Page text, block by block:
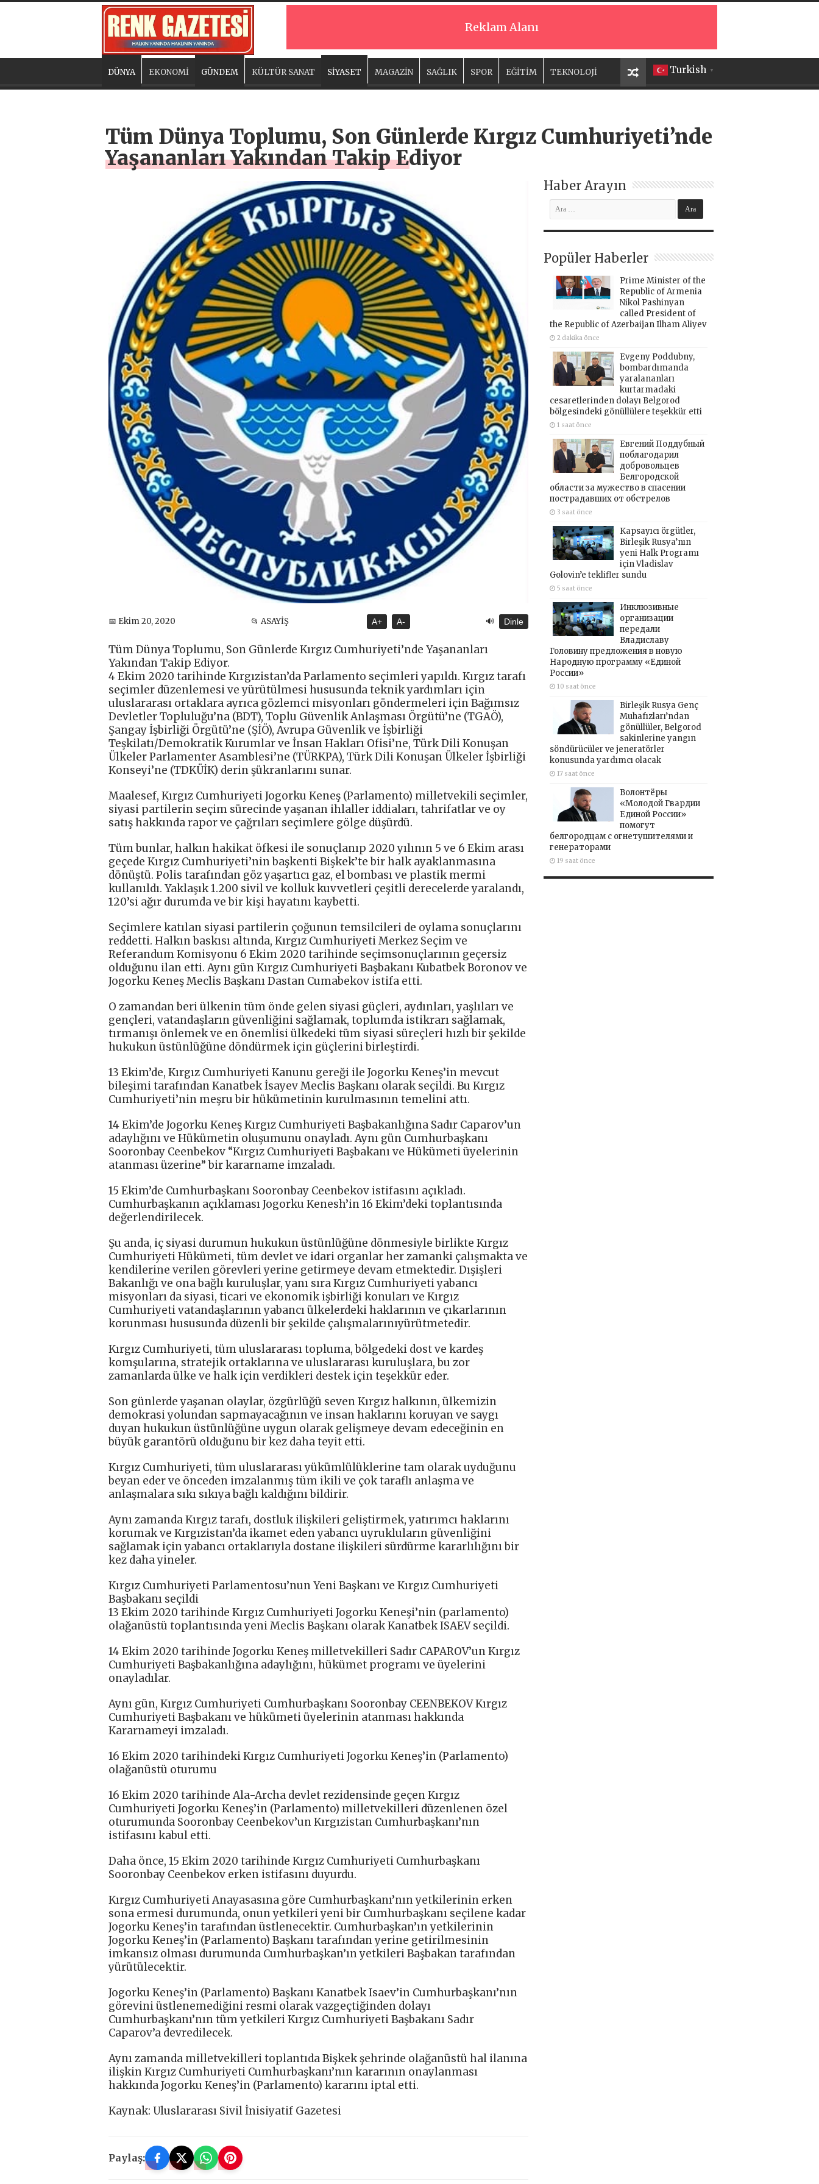
Reklam Alanı
Turkish ▼
DÜNYA EKONOMİ GÜNDEM KÜLTÜR SANAT SİYASET MAGAZİN SAĞLIK SPOR EĞİTİM TEKNOLOJİ
Tüm Dünya Toplumu, Son Günlerde Kırgız Cumhuriyeti’nde
Yaşananları Yakından Takip Ediyor
📅 Ekim 20, 2020 📂 ASAYİŞ A+ A- 🔊 Dinle
Tüm Dünya Toplumu, Son Günlerde Kırgız Cumhuriyeti’nde Yaşananları
Yakından Takip Ediyor.
4 Ekim 2020 tarihinde Kırgızistan’da Parlamento seçimleri yapıldı. Kırgız tarafı
seçimler düzenlemesi ve yürütülmesi hususunda teknik yardımları için
uluslararası ortaklara ayrıca gözlemci misyonları göndermeleri için Bağımsız
Devletler Topluluğu’na (BDT), Toplu Güvenlik Anlaşması Örgütü’ne (TGAÖ),
Şangay İşbirliği Örgütü’ne (ŞİÖ), Avrupa Güvenlik ve İşbirliği
Teşkilatı/Demokratik Kurumlar ve İnsan Hakları Ofisi’ne, Türk Dili Konuşan
Ülkeler Parlamenter Asamblesi’ne (TÜRKPA), Türk Dili Konuşan Ülkeler İşbirliği
Konseyi’ne (TDKÜİK) derin şükranlarını sunar.
Maalesef, Kırgız Cumhuriyeti Jogorku Keneş (Parlamento) milletvekili seçimler,
siyasi partilerin seçim sürecinde yaşanan ihlaller iddiaları, tahrifatlar ve oy
satış hakkında rapor ve çağrıları seçimlere gölge düşürdü.
Tüm bunlar, halkın hakikat öfkesi ile sonuçlanıp 2020 yılının 5 ve 6 Ekim arası
geçede Kırgız Cumhuriyeti’nin başkenti Bişkek’te bir halk ayaklanmasına
dönüştü. Polis tarafından göz yaşartıcı gaz, el bombası ve plastik mermi
kullanıldı. Yaklaşık 1.200 sivil ve kolluk kuvvetleri çeşitli derecelerde yaralandı,
120’si ağır durumda ve bir kişi hayatını kaybetti.
Seçimlere katılan siyasi partilerin çoğunun temsilcileri de oylama sonuçlarını
reddetti. Halkın baskısı altında, Kırgız Cumhuriyeti Merkez Seçim ve
Referandum Komisyonu 6 Ekim 2020 tarihinde seçimsonuçlarının geçersiz
olduğunu ilan etti. Aynı gün Kırgız Cumhuriyeti Başbakanı Kubatbek Boronov ve
Jogorku Keneş Meclis Başkanı Dastan Cumabekov istifa etti.
O zamandan beri ülkenin tüm önde gelen siyasi güçleri, aydınları, yaşlıları ve
gençleri, vatandaşların güvenliğini sağlamak, toplumda istikrarı sağlamak,
tırmanışı önlemek ve en önemlisi ülkedeki tüm siyasi süreçleri hızlı bir şekilde
hukukun üstünlüğüne döndürmek için güçlerini birleştirdi.
13 Ekim’de, Kırgız Cumhuriyeti Kanunu gereği ile Jogorku Keneş’in mevcut
bileşimi tarafından Kanatbek İsayev Meclis Başkanı olarak seçildi. Bu Kırgız
Cumhuriyeti’nin meşru bir hükümetinin kurulmasının temelini attı.
14 Ekim’de Jogorku Keneş Kırgız Cumhuriyeti Başbakanlığına Sadır Caparov’un
adaylığını ve Hükümetin oluşumunu onayladı. Aynı gün Cumhurbaşkanı
Sooronbay Ceenbekov “Kırgız Cumhuriyeti Başbakanı ve Hükümeti üyelerinin
atanması üzerine” bir kararname imzaladı.
15 Ekim’de Cumhurbaşkanı Sooronbay Ceenbekov istifasını açıkladı.
Cumhurbaşkanın açıklaması Jogorku Kenesh’in 16 Ekim’deki toplantısında
değerlendirilecek.
Şu anda, iç siyasi durumun hukukun üstünlüğüne dönmesiyle birlikte Kırgız
Cumhuriyeti Hükümeti, tüm devlet ve idari organlar her zamanki çalışmakta ve
kendilerine verilen görevleri yerine getirmeye devam etmektedir. Dışişleri
Bakanlığı ve ona bağlı kuruluşlar, yanı sıra Kırgız Cumhuriyeti yabancı
misyonları da siyasi, ticari ve ekonomik işbirliği konuları ve Kırgız
Cumhuriyeti vatandaşlarının yabancı ülkelerdeki haklarının ve çıkarlarının
korunması hususunda düzenli bir şekilde çalışmalarınıyürütmetedir.
Kırgız Cumhuriyeti, tüm uluslararası topluma, bölgedeki dost ve kardeş
komşularına, stratejik ortaklarına ve uluslararası kuruluşlara, bu zor
zamanlarda ülke ve halk için verdikleri destek için teşekkür eder.
Son günlerde yaşanan olaylar, özgürlüğü seven Kırgız halkının, ülkemizin
demokrasi yolundan sapmayacağının ve insan haklarını koruyan ve saygı
duyan hukukun üstünlüğüne uygun olarak gelişmeye devam edeceğinin en
büyük garantörü olduğunu bir kez daha teyit etti.
Kırgız Cumhuriyeti, tüm uluslararası yükümlülüklerine tam olarak uyduğunu
beyan eder ve önceden imzalanmış tüm ikili ve çok taraflı anlaşma ve
anlaşmalara sıkı sıkıya bağlı kaldığını bildirir.
Aynı zamanda Kırgız tarafı, dostluk ilişkileri geliştirmek, yatırımcı haklarını
korumak ve Kırgızistan’da ikamet eden yabancı uyrukluların güvenliğini
sağlamak için yabancı ortaklarıyla dostane ilişkileri sürdürme kararlılığını bir
kez daha yineler.
Kırgız Cumhuriyeti Parlamentosu’nun Yeni Başkanı ve Kırgız Cumhuriyeti
Başbakanı seçildi
13 Ekim 2020 tarihinde Kırgız Cumhuriyeti Jogorku Keneşi’nin (parlamento)
olağanüstü toplantısında yeni Meclis Başkanı olarak Kanatbek ISAEV seçildi.
14 Ekim 2020 tarihinde Jogorku Keneş milletvekilleri Sadır CAPAROV’un Kırgız
Cumhuriyeti Başbakanlığına adaylığını, hükümet programı ve üyelerini
onayladılar.
Aynı gün, Kırgız Cumhuriyeti Cumhurbaşkanı Sooronbay CEENBEKOV Kırgız
Cumhuriyeti Başbakanı ve hükümeti üyelerinin atanması hakkında
Kararnameyi imzaladı.
16 Ekim 2020 tarihindeki Kırgız Cumhuriyeti Jogorku Keneş’in (Parlamento)
olağanüstü oturumu
16 Ekim 2020 tarihinde Ala-Archa devlet rezidensinde geçen Kırgız
Cumhuriyeti Jogorku Keneş’in (Parlamento) milletvekilleri düzenlenen özel
oturumunda Sooronbay Ceenbekov’un Kırgızistan Cumhurbaşkanı’nın
istifasını kabul etti.
Daha önce, 15 Ekim 2020 tarihinde Kırgız Cumhuriyeti Cumhurbaşkanı
Sooronbay Ceenbekov erken istifasını duyurdu.
Kırgız Cumhuriyeti Anayasasına göre Cumhurbaşkanı’nın yetkilerinin erken
sona ermesi durumunda, onun yetkileri yeni bir Cumhurbaşkanı seçilene kadar
Jogorku Keneş’in tarafından üstlenecektir. Cumhurbaşkan’ın yetkilerinin
Jogorku Keneş’in (Parlamento) Başkanı tarafından yerine getirilmesinin
imkansız olması durumunda Cumhurbaşkan’ın yetkileri Başbakan tarafından
yürütülecektir.
Jogorku Keneş’in (Parlamento) Başkanı Kanatbek Isaev’in Cumhurbaşkanı’nın
görevini üstlenemediğini resmi olarak vazgeçtiğinden dolayı
Cumhurbaşkanı’nın tüm yetkileri Kırgız Cumhuriyeti Başbakanı Sadır
Caparov’a devredilecek.
Aynı zamanda milletvekilleri toplantıda Bişkek şehrinde olağanüstü hal ilanına
ilişkin Kırgız Cumhuriyeti Cumhurbaşkanı’nın kararının onaylanması
hakkında Jogorku Keneş’in (Parlamento) kararını iptal etti.
Kaynak: Uluslararası Sivil İnisiyatif Gazetesi
Paylaş:
Haber Arayın
Popüler Haberler
Prime Minister of the
Republic of Armenia
Nikol Pashinyan
called President of
the Republic of Azerbaijan Ilham Aliyev
2 dakika önce
Evgeny Poddubny,
bombardımanda
yaralananları
kurtarmadaki
cesaretlerinden dolayı Belgorod
bölgesindeki gönüllülere teşekkür etti
1 saat önce
Евгений Поддубный
поблагодарил
добровольцев
Белгородской
области за мужество в спасении
пострадавших от обстрелов
3 saat önce
Kapsayıcı örgütler,
Birleşik Rusya’nın
yeni Halk Programı
için Vladislav
Golovin’e teklifler sundu
5 saat önce
Инклюзивные
организации
передали
Владиславу
Головину предложения в новую
Народную программу «Единой
России»
10 saat önce
Birleşik Rusya Genç
Muhafızları’ndan
gönüllüler, Belgorod
sakinlerine yangın
söndürücüler ve jeneratörler
konusunda yardımcı olacak
17 saat önce
Волонтёры
«Молодой Гвардии
Единой России»
помогут
белгородцам с огнетушителями и
генераторами
19 saat önce